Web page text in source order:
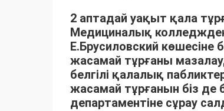
2 аптадай уақыт қала
Медициналық колледжден
Е.Брусиловский
жасамай тұрғаны
белгілі қалалық
жасамай тұрғанын біз де
департаментіне сұрау